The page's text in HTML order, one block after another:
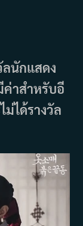
ลนักแสดง
ค่าสำหรับอี
ม่ได้รางวัล